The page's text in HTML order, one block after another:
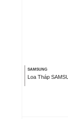
SAMSUNG
Loa Tháp